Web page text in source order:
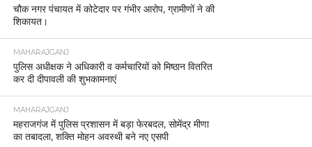
चौक नगर पंचायत में कोटेदार पर गंभीर आरोप, ग्रामीणों ने की
शिकायत।
MAHARAJGANJ
पुलिस अधीक्षक ने अधिकारी व कर्मचारियों को मिष्ठान वितरित
कर दी दीपावली की शुभकामनाएं
MAHARAJGANJ
महराजगंज में पुलिस प्रशासन में बड़ा फेरबदल, सोमेंद्र मीणा
का तबादला, शक्ति मोहन अवस्थी बने नए एसपी